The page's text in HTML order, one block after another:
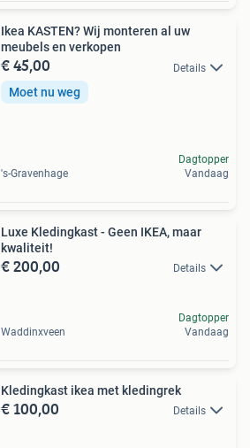
Ikea KASTEN? Wij monteren al uw
meubels en verkopen
€ 45,00 Details
Moet nu weg
's-Gravenhage
Dagtopper
Vandaag
Luxe Kledingkast - Geen IKEA, maar
kwaliteit!
€ 200,00 Details
Waddinxveen
Dagtopper
Vandaag
Kledingkast ikea met kledingrek
€ 100,00 Details